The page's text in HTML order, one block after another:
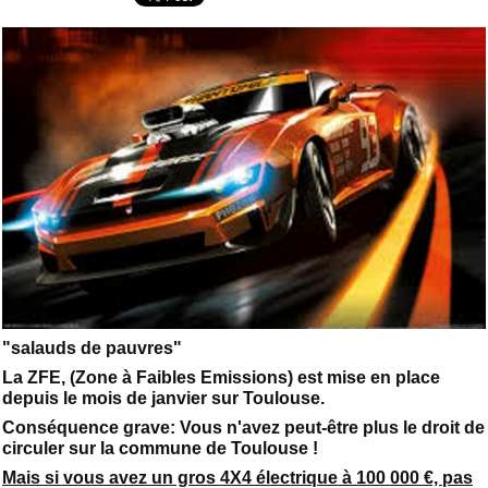
"salauds de pauvres"
La ZFE, (Zone à Faibles Emissions) est mise en place
depuis le mois de janvier sur Toulouse.
Conséquence grave: Vous n'avez peut-être plus le droit de
circuler sur la commune de Toulouse !
Mais si vous avez un gros 4X4 électrique à 100 000 €, pas